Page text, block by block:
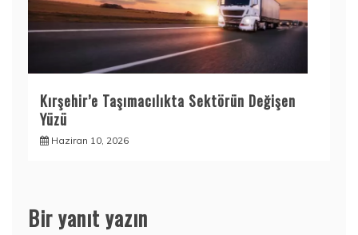
Kırşehir’e Taşımacılıkta Sektörün Değişen
Yüzü
Haziran 10, 2026
Bir yanıt yazın